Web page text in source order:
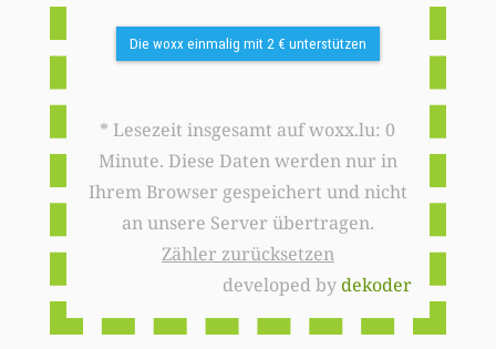
Die woxx einmalig mit 2 € unterstützen
* Lesezeit insgesamt auf woxx.lu: 0
Minute. Diese Daten werden nur in
Ihrem Browser gespeichert und nicht
an unsere Server übertragen.
Zähler zurücksetzen
developed bydekoder